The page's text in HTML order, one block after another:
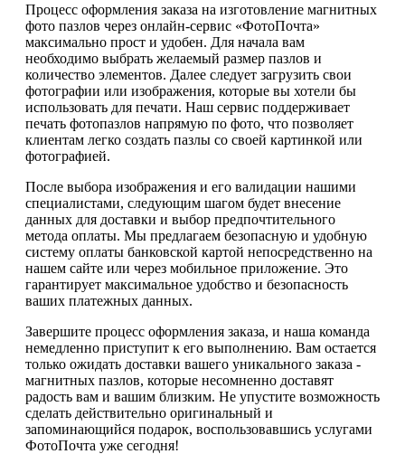
Процесс оформления заказа на изготовление магнитных
фото пазлов через онлайн-сервис «ФотоПочта»
максимально прост и удобен. Для начала вам
необходимо выбрать желаемый размер пазлов и
количество элементов. Далее следует загрузить свои
фотографии или изображения, которые вы хотели бы
использовать для печати. Наш сервис поддерживает
печать фотопазлов напрямую по фото, что позволяет
клиентам легко создать пазлы со своей картинкой или
фотографией.
После выбора изображения и его валидации нашими
специалистами, следующим шагом будет внесение
данных для доставки и выбор предпочтительного
метода оплаты. Мы предлагаем безопасную и удобную
систему оплаты банковской картой непосредственно на
нашем сайте или через мобильное приложение. Это
гарантирует максимальное удобство и безопасность
ваших платежных данных.
Завершите процесс оформления заказа, и наша команда
немедленно приступит к его выполнению. Вам остается
только ожидать доставки вашего уникального заказа -
магнитных пазлов, которые несомненно доставят
радость вам и вашим близким. Не упустите возможность
сделать действительно оригинальный и
запоминающийся подарок, воспользовавшись услугами
ФотоПочта уже сегодня!